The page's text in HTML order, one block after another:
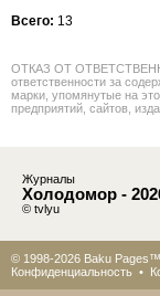
Всего: 13
ОТКАЗ ОТ
ответственности за
марки, упомянутые на
предприятий, сайтов,
Журналы
Холодомор -
© tvlyu
© 1998-2026 Baku
Конфиденциальность •